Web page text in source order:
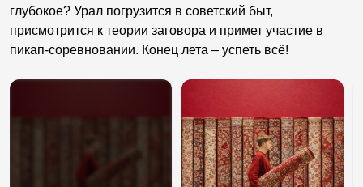
глубокое? Урал погрузится в советский быт,
присмотрится к теории заговора и примет участие в
пикап-соревновании. Конец лета – успеть всё!